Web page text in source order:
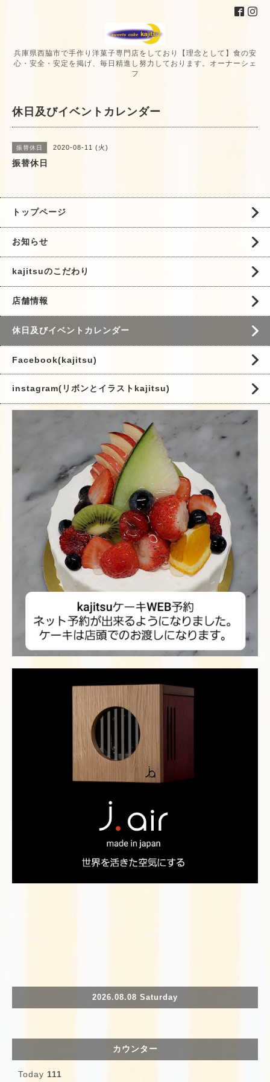
兵庫県西脇市で手作り洋菓子専門店をしており【理念として】食の安
心・安全・安定を掲げ、毎日精進し努力しております。オーナーシェ
フ
休日及びイベントカレンダー
振替休日 2020-08-11 (火)
振替休日
トップページ
お知らせ
kajitsuのこだわり
店舗情報
休日及びイベントカレンダー
Facebook(kajitsu)
instagram(リボンとイラストkajitsu)
2026.08.08 Saturday
カウンター
Today 111